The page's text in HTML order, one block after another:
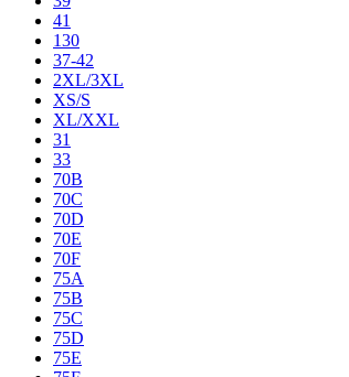
41
130
37-42
2XL/3XL
XS/S
XL/XXL
31
33
70B
70C
70D
70E
70F
75A
75B
75C
75D
75E